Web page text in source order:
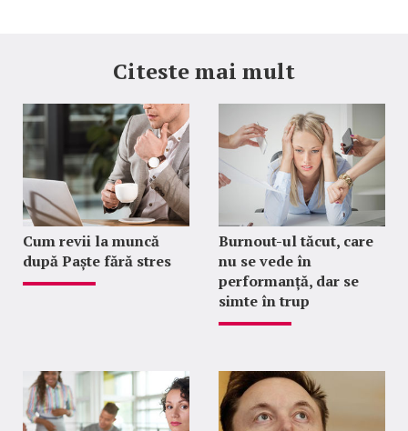
Citeste mai mult
Cum revii la muncă
după Paște fără stres
Burnout-ul tăcut, care
nu se vede în
performanță, dar se
simte în trup